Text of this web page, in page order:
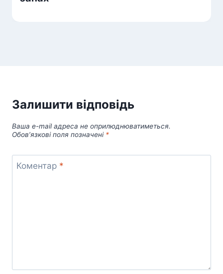
Залишити відповідь
Ваша e-mail адреса не оприлюднюватиметься.
Обов’язкові поля позначені *
Коментар *